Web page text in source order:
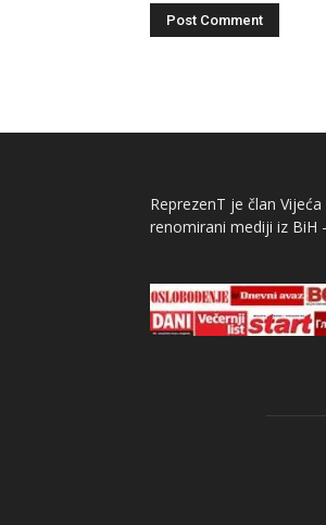
ReprezenT je član
renomirani mediji iz BiH